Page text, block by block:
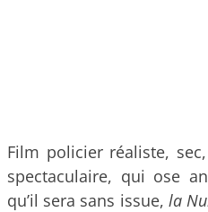
Film policier réaliste,
spectaculaire, qui ose
qu’il sera sans issue, la